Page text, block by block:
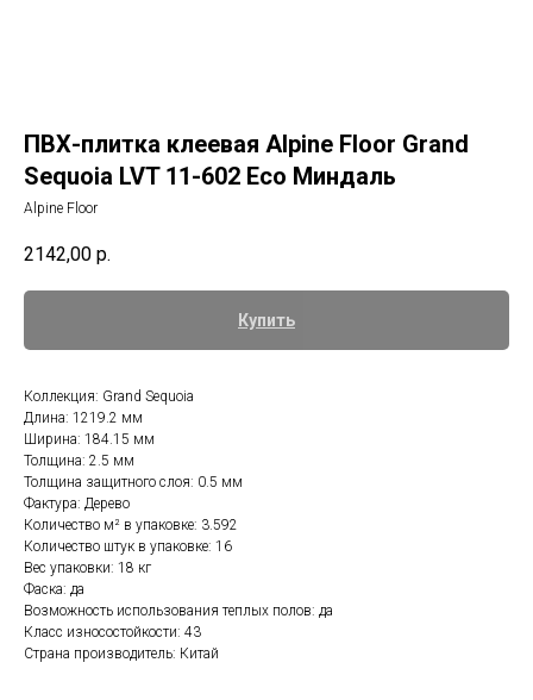
ПВХ-плитка клеевая Alpine Floor Grand
Sequoia LVT 11-602 Eco Миндаль
Alpine Floor
2142,00 р.
Купить
Коллекция: Grand Sequoia
Длина: 1219.2 мм
Ширина: 184.15 мм
Толщина: 2.5 мм
Толщина защитного слоя: 0.5 мм
Фактура: Дерево
Количество м² в упаковке: 3.592
Количество штук в упаковке: 16
Вес упаковки: 18 кг
Фаска: да
Возможность использования теплых полов: да
Класс износостойкости: 43
Страна производитель: Китай